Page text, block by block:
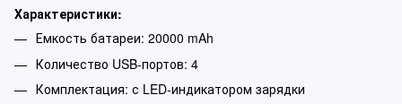
Характеристики:
Емкость батареи: 20000 mAh
Количество USB-портов: 4
Комплектация: с LED-индикатором зарядки